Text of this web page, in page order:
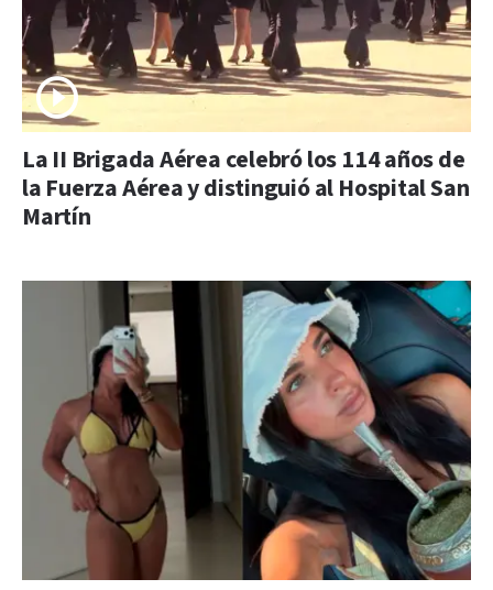
La II Brigada Aérea celebró los 114 años de
la Fuerza Aérea y distinguió al Hospital San
Martín